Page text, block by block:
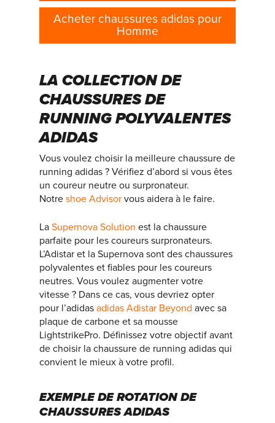
Acheter chaussures adidas pour
Homme
LA COLLECTION DE
CHAUSSURES DE
RUNNING POLYVALENTES
ADIDAS
Vous voulez choisir la meilleure chaussure de
running adidas ? Vérifiez d’abord si vous êtes
un coureur neutre ou surpronateur.
Notreshoe Advisor vous aidera à le faire.
LaSupernova Solution est la chaussure
parfaite pour les coureurs surpronateurs.
L’Adistar et la Supernova sont des chaussures
polyvalentes et fiables pour les coureurs
neutres. Vous voulez augmenter votre
vitesse ? Dans ce cas, vous devriez opter
pour l’adidasadidas Adistar Beyond avec sa
plaque de carbone et sa mousse
LightstrikePro. Définissez votre objectif avant
de choisir la chaussure de running adidas qui
convient le mieux à votre profil.
EXEMPLE DE ROTATION DE
CHAUSSURES ADIDAS